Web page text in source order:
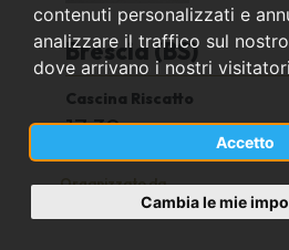
contenuti personalizzati e
analizzare il traffico sul
dove arrivano i nostri
Accetto
Cambia le mie
Brescia (BS)
Cascina Riscatto
17,30
Organizzato da
Comune di Brescia